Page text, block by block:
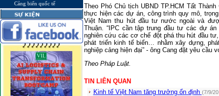
Cảng biển quốc tế
Theo Phó Chủ tịch UBND TP.HCM Tất
thực hiện các dự án, công trình quy mô,
Việt Nam thu hút đầu tư nước ngoài và
Thuận. “IPC cần tập trung đầu tư các dự
nghiên cứu các cơ chế đột phá thu hút đầu
phát triển kinh tế biển… nhằm xây dựng,
nghiệp cảng hiện đại” - ông Cang đặt yêu cầu
Theo Pháp Luật.
TIN LIÊN QUAN
Kinh tế Việt Nam tăng trưởng ổn định (7/9/